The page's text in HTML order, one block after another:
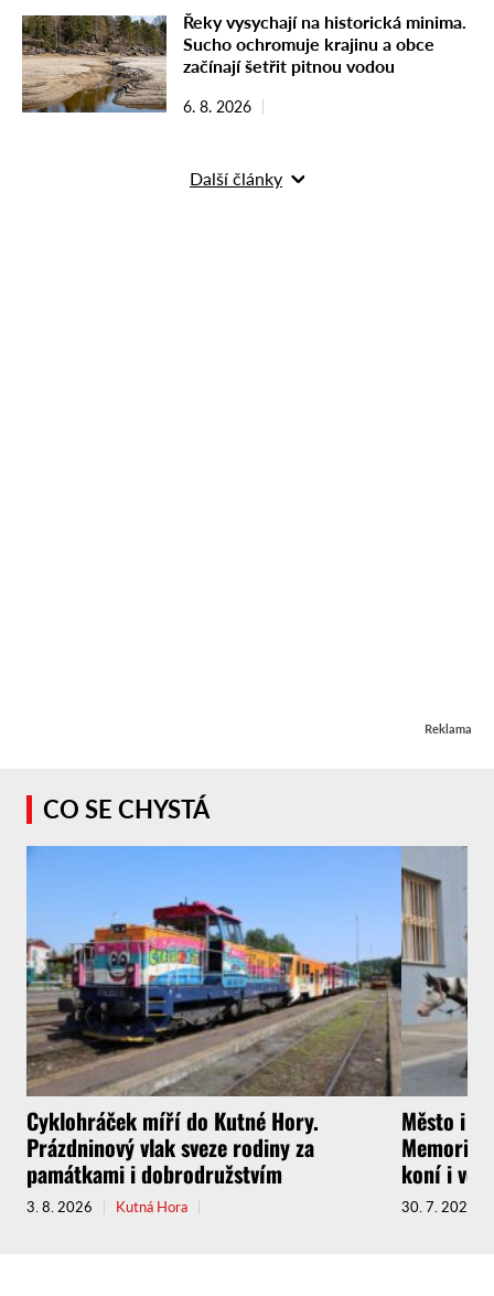
Řeky vysychají na historická minima.
Sucho ochromuje krajinu a obce
začínají šetřit pitnou vodou
6. 8. 2026
Další články
Reklama
CO SE CHYSTÁ
Cyklohráček míří do Kutné Hory.
Prázdninový vlak sveze rodiny za
památkami i dobrodružstvím
3. 8. 2026 Kutná Hora
Město i
Memoriál
koní i
30. 7. 2026